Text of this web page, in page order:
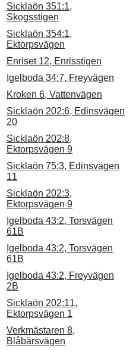
Sicklaön 351:1,
Skogsstigen
Sicklaön 354:1,
Ektorpsvägen
Enriset 12, Enrisstigen
Igelboda 34:7, Freyvägen
Kroken 6, Vattenvägen
Sicklaön 202:6, Edinsvägen
20
Sicklaön 202:8,
Ektorpsvägen 9
Sicklaön 75:3, Edinsvägen
11
Sicklaön 202:3,
Ektorpsvägen 9
Igelboda 43:2, Torsvägen
61B
Igelboda 43:2, Torsvägen
61B
Igelboda 43:2, Freyvägen
2B
Sicklaön 202:11,
Ektorpsvägen 1
Verkmästaren 8,
Blåbärsvägen